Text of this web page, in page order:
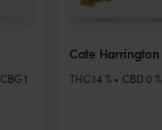
CBG1
Cate Harrington
THC14 % CBD 0 %